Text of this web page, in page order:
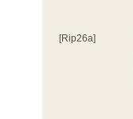
[Rip26a]